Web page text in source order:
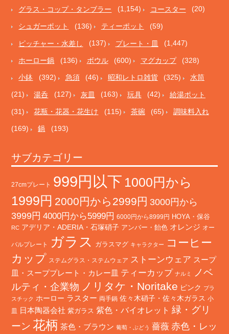
グラス・コップ・タンブラー (1,154) コースター (20)
シュガーポット (136) ティーポット (59)
ピッチャー・水差し (137) プレート・皿 (1,447)
ホーロー鍋 (136) ボウル (600) マグカップ (328)
小鉢 (392) 急須 (46) 昭和レトロ雑貨 (325) 水筒
(21) 湯呑 (127) 灰皿 (163) 玩具 (42) 給湯ポット
(31) 花瓶・花器・花生け (115) 茶碗 (65) 調味料入れ
(169) 鍋 (193)
サブカテゴリー
27cmプレート 999円以下 1000円から
1999円 2000円から2999円 3000円から
3999円 4000円から5999円 6000円から8999円 HOYA・保谷
RC アデリア・ADERIA・石塚硝子 アンバー・飴色 オレンジ オー
バルプレート ガラス ガラスマグ キャラクター
コーヒー
カップ ステムグラス・ステムウェア ストーンウェア スープ
皿・スーププレート・カレー皿 ティーカップ ナルミ
ノベ
ルティ・企業物 ノリタケ・Noritake ピンク プラ
スチック ホーロー ラスター 両手鍋 佐々木硝子・佐々木ガラス 小
皿
日本陶器会社 紫ガラス 紫色・バイオレット 緑・グリ
ーン 花柄 茶色・ブラウン 葡萄・ぶどう 薔薇 赤色・レッ